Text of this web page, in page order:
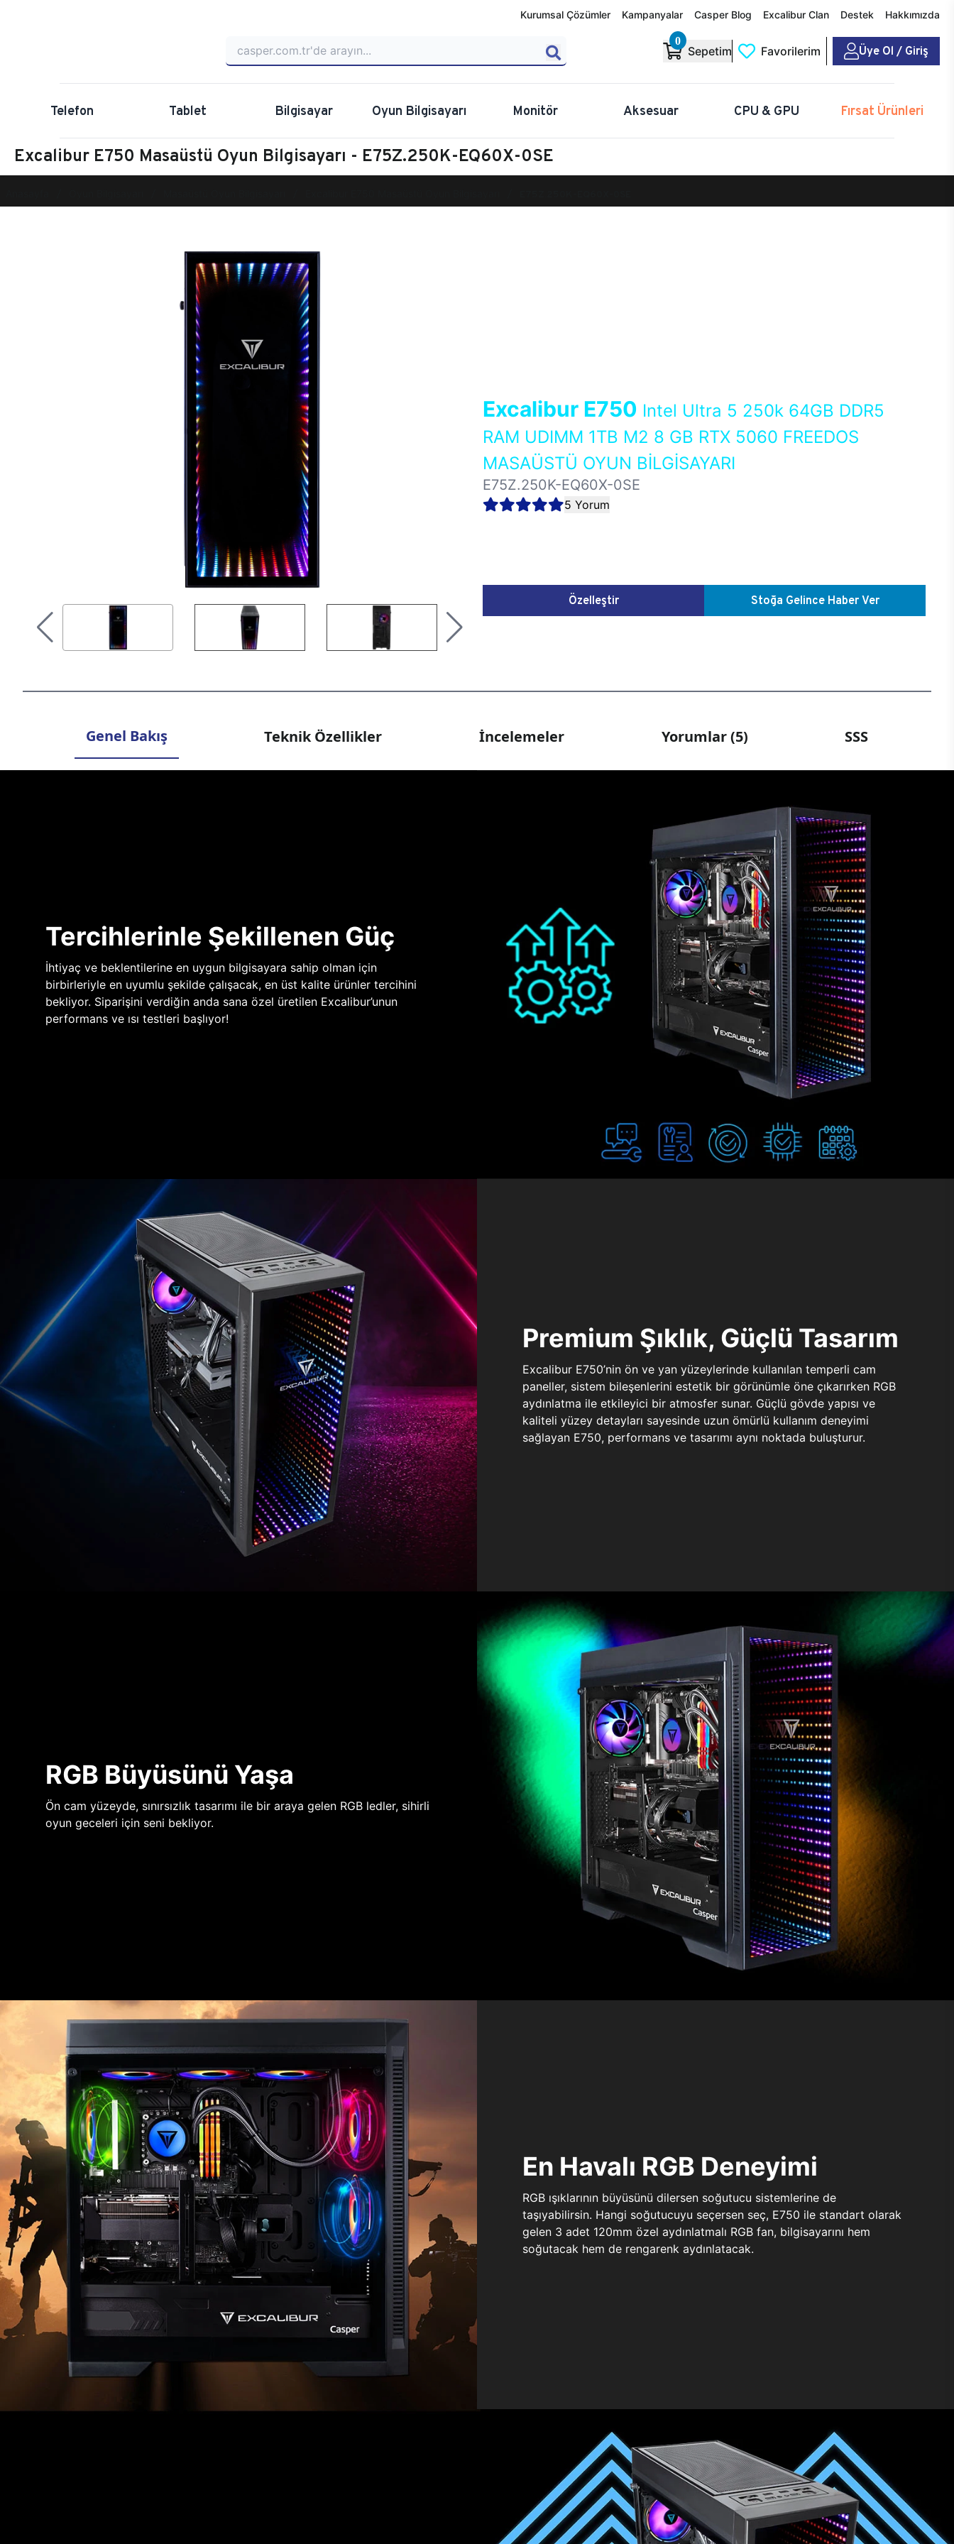
Kurumsal Çözümler Kampanyalar Casper Blog Excalibur Clan Destek Hakkımızda
0
Sepetim Favorilerim Üye Ol / Giriş
Telefon Tablet Bilgisayar Oyun Bilgisayarı Monitör Aksesuar CPU & GPU Fırsat Ürünleri
Excalibur E750 Masaüstü Oyun Bilgisayarı - E75Z.250K-EQ60X-0SE
Excalibur E750 Intel Ultra 5 250k 64GB DDR5
RAM UDIMM 1TB M2 8 GB RTX 5060 FREEDOS
MASAÜSTÜ OYUN BİLGİSAYARI
E75Z.250K-EQ60X-0SE
5 Yorum
Özelleştir Stoğa Gelince Haber Ver
Genel Bakış Teknik Özellikler İncelemeler Yorumlar (5) SSS
Tercihlerinle Şekillenen Güç
İhtiyaç ve beklentilerine en uygun bilgisayara sahip olman için
birbirleriyle en uyumlu şekilde çalışacak, en üst kalite ürünler tercihini
bekliyor. Siparişini verdiğin anda sana özel üretilen Excalibur’unun
performans ve ısı testleri başlıyor!
Premium Şıklık, Güçlü Tasarım
Excalibur E750’nin ön ve yan yüzeylerinde kullanılan temperli cam
paneller, sistem bileşenlerini estetik bir görünümle öne çıkarırken RGB
aydınlatma ile etkileyici bir atmosfer sunar. Güçlü gövde yapısı ve
kaliteli yüzey detayları sayesinde uzun ömürlü kullanım deneyimi
sağlayan E750, performans ve tasarımı aynı noktada buluşturur.
RGB Büyüsünü Yaşa
Ön cam yüzeyde, sınırsızlık tasarımı ile bir araya gelen RGB ledler, sihirli
oyun geceleri için seni bekliyor.
En Havalı RGB Deneyimi
RGB ışıklarının büyüsünü dilersen soğutucu sistemlerine de
taşıyabilirsin. Hangi soğutucuyu seçersen seç, E750 ile standart olarak
gelen 3 adet 120mm özel aydınlatmalı RGB fan, bilgisayarını hem
soğutacak hem de rengarenk aydınlatacak.